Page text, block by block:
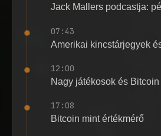
Jack Mallers podcastja:
07:43
Amerikai kincstárjegyek
12:00
Nagy játékosok és
17:08
Bitcoin mint értékmérő